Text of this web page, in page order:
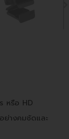
หรือ HD
ย่างคมชัดและ